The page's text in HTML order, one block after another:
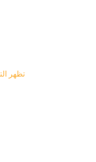
تظهر